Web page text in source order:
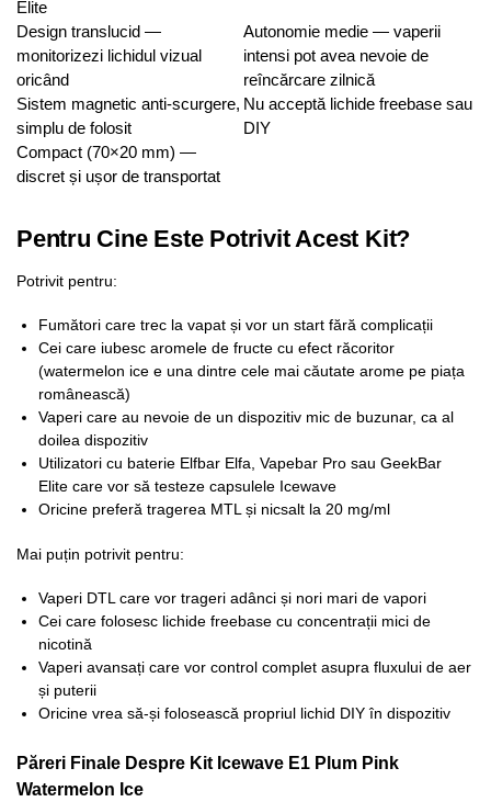
Elite
Design translucid —
monitorizezi lichidul vizual
oricând
Autonomie medie — vaperii
intensi pot avea nevoie de
reîncărcare zilnică
Sistem magnetic anti-scurgere,
simplu de folosit
Nu acceptă lichide freebase sau
DIY
Compact (70×20 mm) —
discret și ușor de transportat
Pentru Cine Este Potrivit Acest Kit?
Potrivit pentru:
Fumători care trec la vapat și vor un start fără complicații
Cei care iubesc aromele de fructe cu efect răcoritor
(watermelon ice e una dintre cele mai căutate arome pe piața
românească)
Vaperi care au nevoie de un dispozitiv mic de buzunar, ca al
doilea dispozitiv
Utilizatori cu baterie Elfbar Elfa, Vapebar Pro sau GeekBar
Elite care vor să testeze capsulele Icewave
Oricine preferă tragerea MTL și nicsalt la 20 mg/ml
Mai puțin potrivit pentru:
Vaperi DTL care vor trageri adânci și nori mari de vapori
Cei care folosesc lichide freebase cu concentrații mici de
nicotină
Vaperi avansați care vor control complet asupra fluxului de aer
și puterii
Oricine vrea să-și folosească propriul lichid DIY în dispozitiv
Păreri Finale Despre Kit Icewave E1 Plum Pink
Watermelon Ice